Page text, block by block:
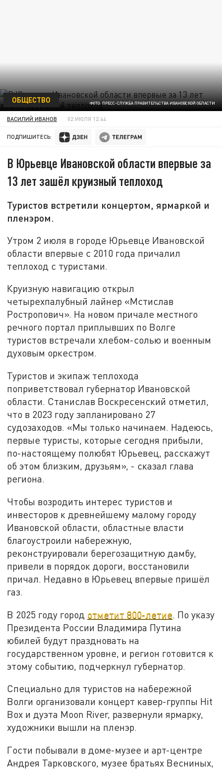
ФОТО: ПРЕСС-СЛУЖБА ПРАВИТЕЛЬСТВА ИВАНОВСКОЙ ОБЛАСТИ
ОБЩЕСТВО
ВАСИЛИЙ ИВАНОВ 02 ИЮЛЯ 12:44
ПОДПИШИТЕСЬ:
В Юрьевце Ивановской области впервые за
13 лет зашёл круизный теплоход
Туристов встретили концертом, ярмаркой и
пленэром.
Утром 2 июля в городе Юрьевце Ивановской
области впервые с 2010 года причалил
теплоход с туристами.
Круизную навигацию открыл
четырехпалубный лайнер «Мстислав
Ростропович». На новом причале местного
речного портал приплывших по Волге
туристов встречали хлебом-солью и военным
духовым оркестром.
Туристов и экипаж теплохода
поприветствовал губернатор Ивановской
области. Станислав Воскресенский отметил,
что в 2023 году запланировано 27
судозаходов. «Мы только начинаем. Надеюсь,
первые туристы, которые сегодня прибыли,
по-настоящему полюбят Юрьевец, расскажут
об этом близким, друзьям», - сказал глава
региона.
Чтобы возродить интерес туристов и
инвесторов к древнейшему малому городу
Ивановской области, областные власти
благоустроили набережную,
реконструировали берегозащитную дамбу,
привели в порядок дороги, восстановили
причал. Недавно в Юрьевец впервые пришёл
газ.
В 2025 году город отметит 800-летие . По указу
Президента России Владимира Путина
юбилей будут праздновать на
государственном уровне, и регион готовится к
этому событию, подчеркнул губернатор.
Специально для туристов на набережной
Волги организовали концерт кавер-группы Hit
Box и дуэта Moon River, развернули ярмарку,
художники вышли на пленэр.
Гости побывали в доме-музее и арт-центре
Андрея Тарковского, музее братьях Весниных,